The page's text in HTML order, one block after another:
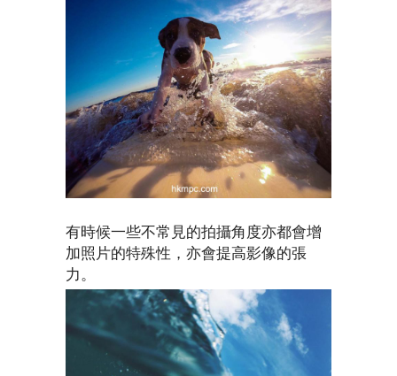
有時候一些不常見的拍攝角度亦都會增
加照片的特殊性，亦會提高影像的張
力。